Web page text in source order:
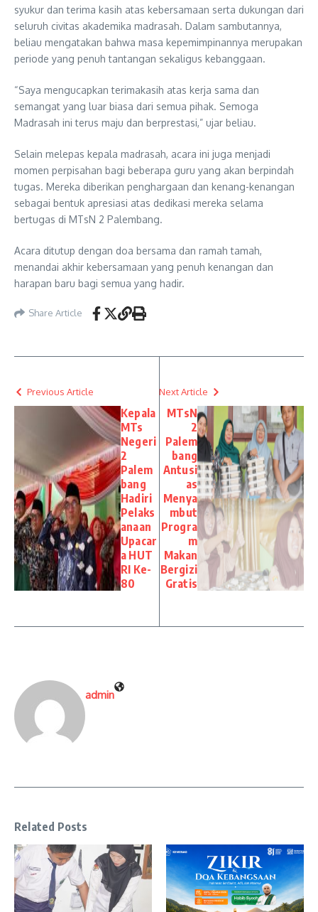
syukur dan terima kasih atas kebersamaan serta dukungan dari
seluruh civitas akademika madrasah. Dalam sambutannya,
beliau mengatakan bahwa masa kepemimpinannya merupakan
periode yang penuh tantangan sekaligus kebanggaan.
“Saya mengucapkan terimakasih atas kerja sama dan
semangat yang luar biasa dari semua pihak. Semoga
Madrasah ini terus maju dan berprestasi,” ujar beliau.
Selain melepas kepala madrasah, acara ini juga menjadi
momen perpisahan bagi beberapa guru yang akan berpindah
tugas. Mereka diberikan penghargaan dan kenang-kenangan
sebagai bentuk apresiasi atas dedikasi mereka selama
bertugas di MTsN 2 Palembang.
Acara ditutup dengan doa bersama dan ramah tamah,
menandai akhir kebersamaan yang penuh kenangan dan
harapan baru bagi semua yang hadir.
Share Article
Previous Article
Kepala
MTs
Negeri
2
Palem
bang
Hadiri
Pelaks
anaan
Upacar
a HUT
RI Ke-
80
Next Article
MTsN
2
Palem
bang
Antusi
as
Menya
mbut
Progra
m
Makan
Bergizi
Gratis
admin
Related Posts